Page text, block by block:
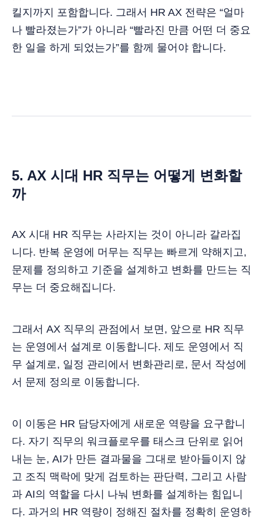
킬지까지 포함합니다. 그래서 HR AX 전략은 “얼마
나 빨라졌는가”가 아니라 “빨라진 만큼 어떤 더 중요
한 일을 하게 되었는가”를 함께 물어야 합니다.
5. AX 시대 HR 직무는 어떻게 변화할
까
AX 시대 HR 직무는 사라지는 것이 아니라 갈라집
니다. 반복 운영에 머무는 직무는 빠르게 약해지고,
문제를 정의하고 기준을 설계하고 변화를 만드는 직
무는 더 중요해집니다.
그래서 AX 직무의 관점에서 보면, 앞으로 HR 직무
는 운영에서 설계로 이동합니다. 제도 운영에서 직
무 설계로, 일정 관리에서 변화관리로, 문서 작성에
서 문제 정의로 이동합니다.
이 이동은 HR 담당자에게 새로운 역량을 요구합니
다. 자기 직무의 워크플로우를 태스크 단위로 읽어
내는 눈, AI가 만든 결과물을 그대로 받아들이지 않
고 조직 맥락에 맞게 검토하는 판단력, 그리고 사람
과 AI의 역할을 다시 나눠 변화를 설계하는 힘입니
다. 과거의 HR 역량이 정해진 절차를 정확히 운영하